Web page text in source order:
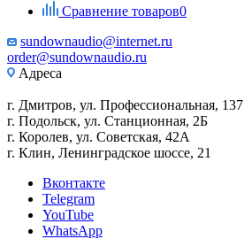
Сравнение товаров0
sundownaudio@internet.ru
order@sundownaudio.ru
Адреса
г. Дмитров, ул. Профессиональная, 137
г. Подольск, ул. Станционная, 2Б
г. Королев, ул. Советская, 42А
г. Клин, Ленинградское шоссе, 21
Вконтакте
Telegram
YouTube
WhatsApp